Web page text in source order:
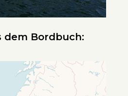
dem Bordbuch: